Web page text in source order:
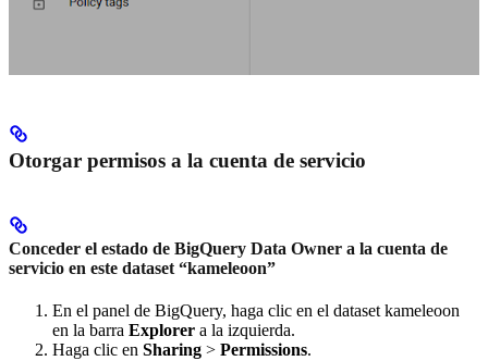
Otorgar permisos a la cuenta de servicio
Conceder el estado de BigQuery Data Owner a la cuenta de
servicio en este dataset “kameleoon”
En el panel de BigQuery, haga clic en el dataset kameleoon
en la barra Explorer a la izquierda.
Haga clic en Sharing > Permissions.